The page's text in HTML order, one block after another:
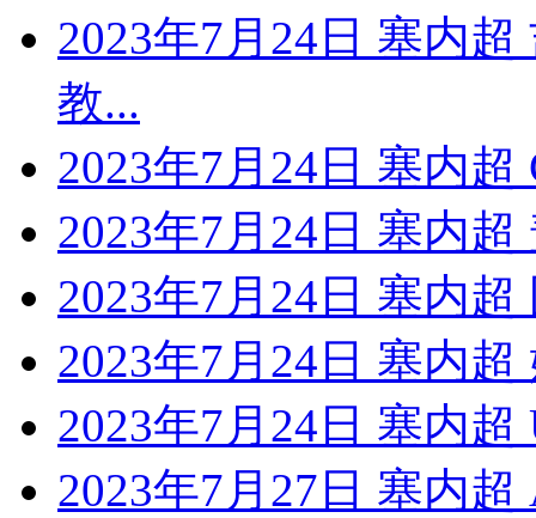
2023年7月24日 塞内
教...
2023年7月24日 塞内
2023年7月24日 塞内
2023年7月24日 塞内
2023年7月24日 塞内
2023年7月24日 塞内
2023年7月27日 塞内